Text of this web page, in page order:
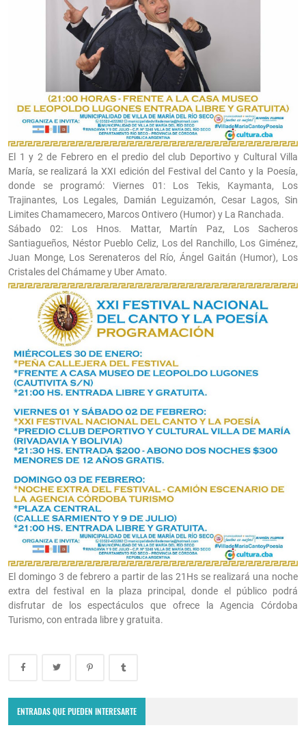
El 1 y 2 de Febrero en el predio del club Deportivo y Cultural Villa
María, se realizará la XXI edición del Festival del Canto y la Poesía,
donde se programó: Viernes 01: Los Tekis, Kaymanta, Los
Trajinantes, Los Legales, Damián Leguizamón, Cesar Lagos, Sin
Limites Chamamecero, Marcos Ontivero (Humor) y La Ranchada.
Sábado 02: Los Hnos. Mattar, Martín Paz, Los Sacheros
Santiagueños, Néstor Pueblo Celiz, Los del Ranchillo, Los Giménez,
Juan Monge, Los Serenateros del Río, Ángel Gaitán (Humor), Los
Cristales del Chámame y Uber Amato.
El domingo 3 de febrero a partir de las 21Hs se realizará una noche
extra del festival en la plaza principal, donde el público podrá
disfrutar de los espectáculos que ofrece la Agencia Córdoba
Turismo, con entrada libre y gratuita.
ENTRADAS QUE PUEDEN INTERESARTE
Villa Ojo de Agua recibió al American Express Rumania: el reality
show europeo.
July 4, 2023